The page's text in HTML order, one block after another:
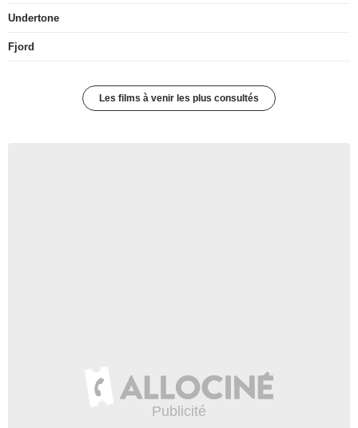
Undertone
Fjord
Les films à venir les plus consultés